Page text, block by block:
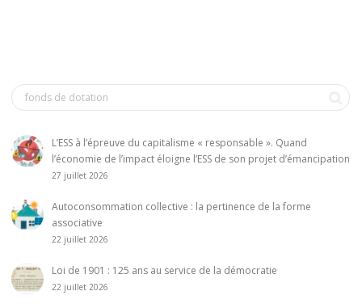
L’ESS à l’épreuve du capitalisme « responsable ». Quand
l’économie de l’impact éloigne l’ESS de son projet d’émancipation
27 juillet 2026
Autoconsommation collective : la pertinence de la forme
associative
22 juillet 2026
Loi de 1901 : 125 ans au service de la démocratie
22 juillet 2026